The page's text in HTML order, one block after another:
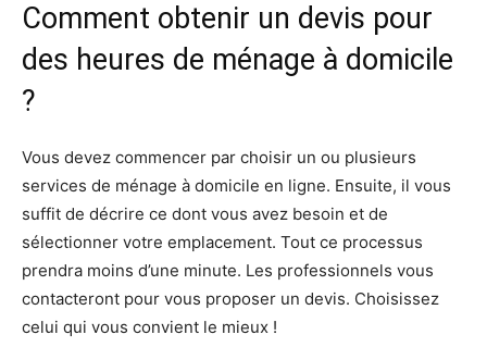
Comment obtenir un devis pour
des heures de ménage à domicile
?
Vous devez commencer par choisir un ou plusieurs
services de ménage à domicile en ligne. Ensuite, il vous
suffit de décrire ce dont vous avez besoin et de
sélectionner votre emplacement. Tout ce processus
prendra moins d’une minute. Les professionnels vous
contacteront pour vous proposer un devis. Choisissez
celui qui vous convient le mieux !